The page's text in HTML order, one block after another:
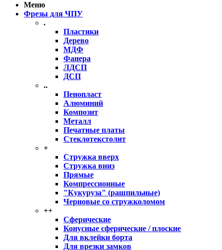
Меню
Фрезы для ЧПУ
.
Пластики
Дерево
МДФ
Фанера
ЛДСП
ДСП
..
Пенопласт
Алюминий
Композит
Металл
Печатные платы
Стеклотекстолит
+
Стружка вверх
Стружка вниз
Прямые
Компрессионные
"Кукуруза" (рашпильные)
Черновые со стружколомом
++
Сферические
Конусные сферические / плоские
Для вклейки борта
Для врезки замков